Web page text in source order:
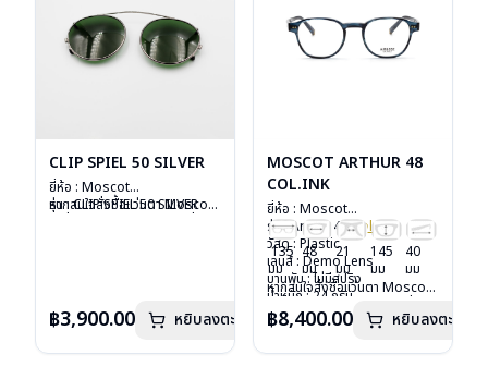
CLIP SPIEL 50 SILVER
ยี่ห้อ : Moscot
รุ่น : CLIP SPIEL 50 SILVER
การรับประกัน : 1 ปี
หากสนใจสั่งชื้อแว่นตา Moscot
฿3,900.00 หยิบลงตะกร้า
MOSCOT ARTHUR 48
COL.INK
ยี่ห้อ : Moscot
รุ่น : Arthur 48Col.ink
วัสดุ : Plastic
เลนส์ : Demo Lens
บานพับ : ไม่มีสปริง
น้ำหนัก : 24 กรัม
อุปกรณ์ : กล่องแว่น, กล่อง
กระดาษ, ผ้าเช็ดแว่น
การรับประกัน : 1 ปี
135
มม
48
มม
21
มม
145
มม
40
มม
หากสนใจสั่งชื้อแว่นตา Moscot
ลงไว้กรุณาติดต่อเราคลิก
฿8,400.00 หยิบลงตะกร้า